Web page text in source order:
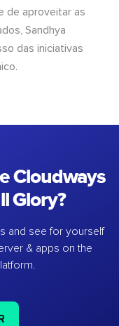
de aproveitar as
Sandhya
das iniciativas
Cloudways
Glory?
and see for yourself
& apps on the